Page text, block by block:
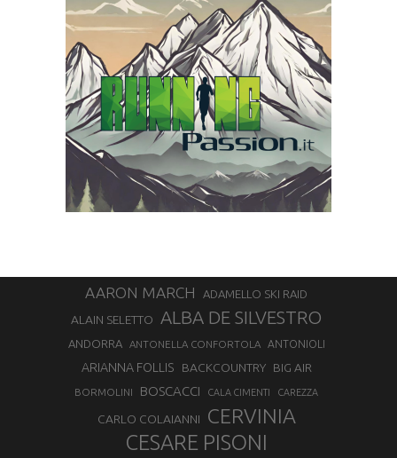
AARON MARCH ADAMELLO SKI RAID
ALAIN SELETTO ALBA DE SILVESTRO
ANDORRA ANTONELLA CONFORTOLA ANTONIOLI
ARIANNA FOLLIS BACKCOUNTRY BIG AIR
BORMOLINI BOSCACCI CALA CIMENTI CAREZZA
CARLO COLAIANNI CERVINIA
CESARE PISONI